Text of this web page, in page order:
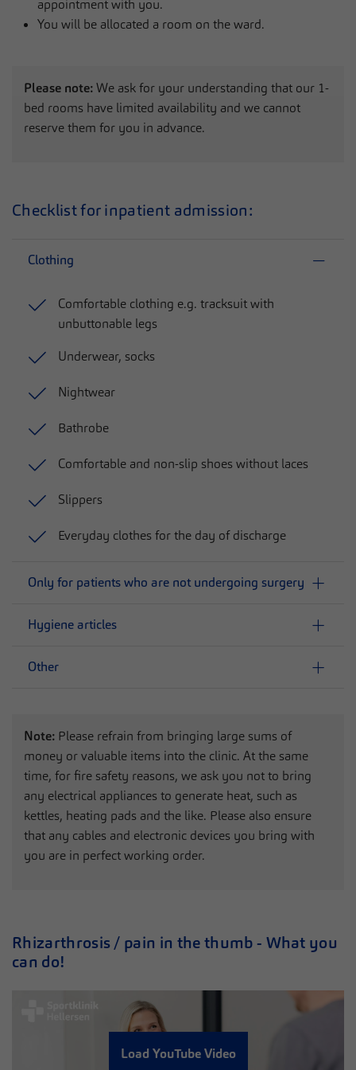
appointment with you.
You will be allocated a room on the ward.
Please note:We ask for your understanding that our 1-
bed rooms have limited availability and we cannot
reserve them for you in advance.
Checklist for inpatient admission:
Clothing
Comfortable clothing e.g. tracksuit with
unbuttonable legs
Underwear, socks
Nightwear
Bathrobe
Comfortable and non-slip shoes without laces
Slippers
Everyday clothes for the day of discharge
Only for patients who are not undergoing surgery
Hygiene articles
Other
Note: Please refrain from bringing large sums of
money or valuable items into the clinic. At the same
time, for fire safety reasons, we ask you not to bring
any electrical appliances to generate heat, such as
kettles, heating pads and the like. Please also ensure
that any cables and electronic devices you bring with
you are in perfect working order.
Rhizarthrosis / pain in the thumb - What you
can do!
Load YouTube Video